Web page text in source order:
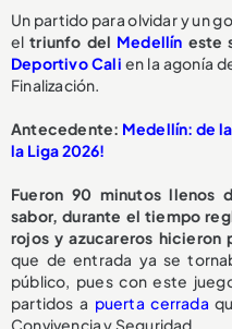
Un partido para olvidar y un
eltriunfo del Medellín este
Deportivo Cali en la agonía
Finalización.
Antecedente: Medellín: de
la Liga 2026!
Fueron 90 minutos llenos
sabor, durante el tiempo
rojos y azucareros hicieron
que de entrada ya se
público, pues con este
partidos a puerta cerrada
Convivencia y Seguridad.